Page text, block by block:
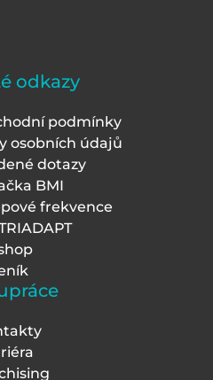
odkazy
podmínky
osobních údajů
dotazy
BMI
frekvence